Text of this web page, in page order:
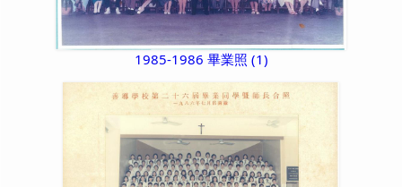
1985-1986 畢業照 (1)